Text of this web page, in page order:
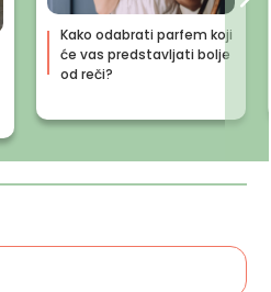
Kako odabrati parfem koji
će vas predstavljati bolje
od reči?